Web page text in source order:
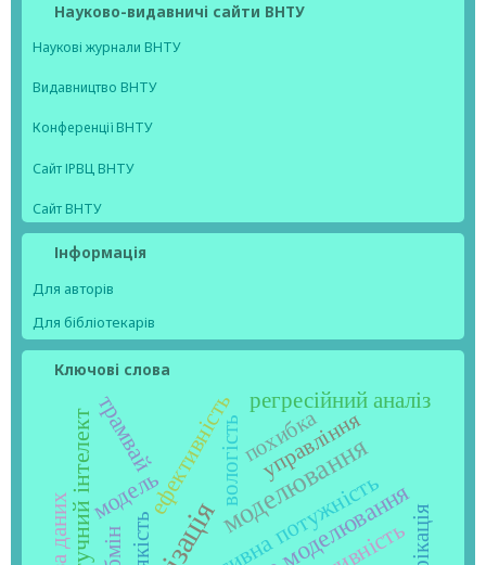
Науково-видавничі сайти ВНТУ
Наукові журнали ВНТУ
Видавництво ВНТУ
Конференції ВНТУ
Сайт ІРВЦ ВНТУ
Сайт ВНТУ
Інформація
Для авторів
Для бібліотекарів
Ключові слова
моделювання
реактивна потужність
ефективність
модель
штучний інтелекттрамвай вологість управління
регресійний аналіз
якість
база даних
похибка